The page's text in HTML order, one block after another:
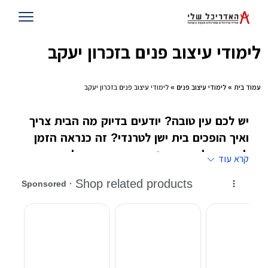
לימודי עיצוב פנים בזכרון יעקב
עמוד בית » לימודי עיצוב פנים » לימודי עיצוב פנים בזכרון יעקב
יש לכם עין טובה? יודעים בדיוק מה הבית צריך
ואיך הופכים בית ישן לטרנדי? זה כנראה הזמן
לחשוב על עיצוב פנים בתור מקצוע ולהירשם
@@@
קרא עוד